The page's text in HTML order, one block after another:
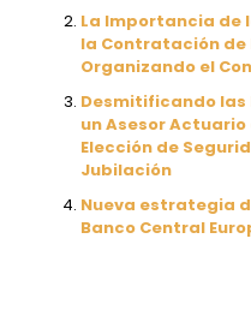
La Importancia de
la Contratación de
Organizando el
Desmitificando las
un Asesor Actuario
Elección de
Jubilación
Nueva estrategia
Banco Central